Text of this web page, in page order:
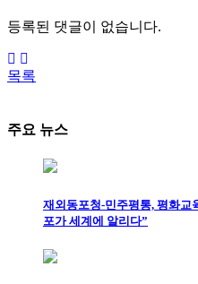
등록된 댓글이 없습니다.
목록
주요 뉴스
재외동포청-민주평통, 평화교
포가 세계에 알리다”